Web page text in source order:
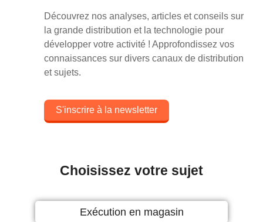
Découvrez nos analyses, articles et conseils sur
la grande distribution et la technologie pour
développer votre activité ! Approfondissez vos
connaissances sur divers canaux de distribution
et sujets.
S'inscrire à la newsletter
Choisissez votre sujet
Exécution en magasin